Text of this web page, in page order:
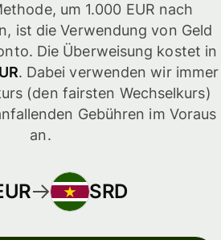
um 1.000 EUR nach
ist die Verwendung von Geld
Die Überweisung kostet in
. Dabei verwenden wir immer
(den fairsten Wechselkurs)
Gebühren im Voraus
an.
SRD